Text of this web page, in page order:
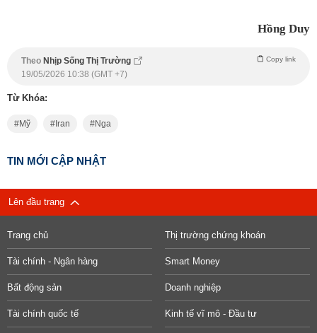
Hồng Duy
Theo Nhịp Sống Thị Trường Copy link
19/05/2026 10:38 (GMT +7)
Từ Khóa:
Mỹ Iran Nga
TIN MỚI CẬP NHẬT
Lên đầu trang
Trang chủ Thị trường chứng khoán
Tài chính - Ngân hàng Smart Money
Bất động sản Doanh nghiệp
Tài chính quốc tế Kinh tế vĩ mô - Đầu tư